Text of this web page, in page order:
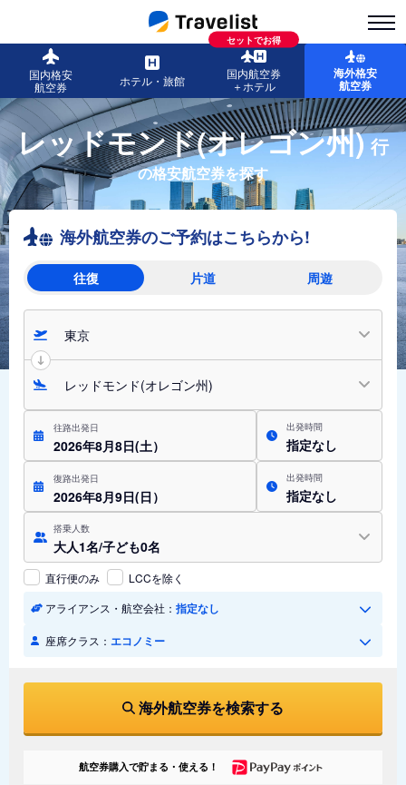
国内格安
航空券
ホテル・旅館
セットでお得
国内航空券
＋ホテル
海外格安
航空券
レッドモンド(オレゴン州) 行
の格安航空券を探す
海外航空券のご予約はこちらから!
往復 片道 周遊
東京
レッドモンド(オレゴン州)
往路出発日
2026年8月8日(土）
出発時間
指定なし
復路出発日
2026年8月9日(日）
出発時間
指定なし
搭乗人数
大人1名/子ども0名
直行便のみ
LCCを除く
アライアンス・航空会社： 指定なし
座席クラス： エコノミー
海外航空券を検索する
航空券購入で貯まる・使える！